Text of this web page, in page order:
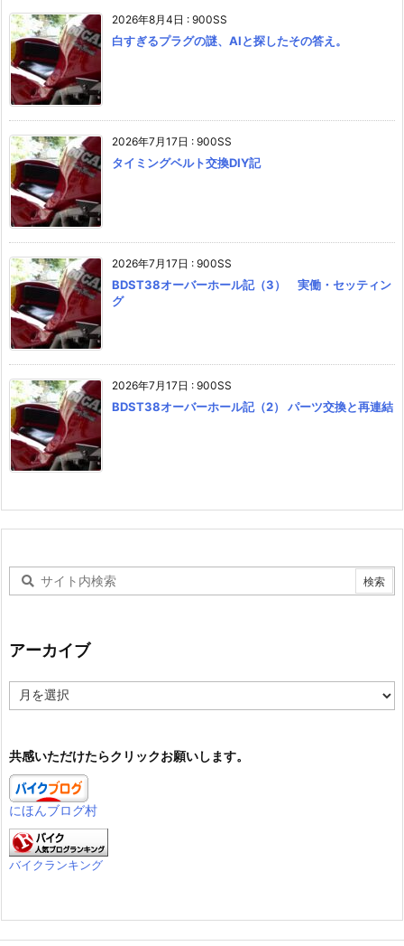
2026年8月4日 : 900SS
白すぎるプラグの謎、AIと探したその答え。
2026年7月17日 : 900SS
タイミングベルト交換DIY記
2026年7月17日 : 900SS
BDST38オーバーホール記（3） 実働・セッティン
グ
2026年7月17日 : 900SS
BDST38オーバーホール記（2） パーツ交換と再連結
アーカイブ
ー
ブ
共感いただけたらクリックお願いします。
にほんブログ村
バイクランキング